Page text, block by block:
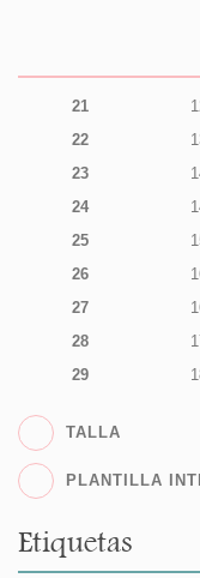
21
22
23
24
25
26
27
28
29
TALLA
PLANTILLA
Etiquetas